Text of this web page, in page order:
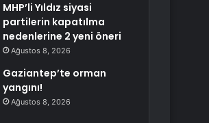
MHP’li Yıldız siyasi
partilerin kapatılma
nedenlerine 2 yeni öneri
Ağustos 8, 2026
Gaziantep’te orman
yangını!
Ağustos 8, 2026